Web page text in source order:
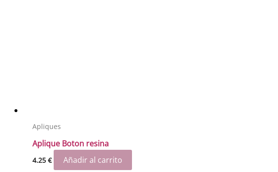
Apliques
Aplique Boton resina
4.25€ Añadir al carrito